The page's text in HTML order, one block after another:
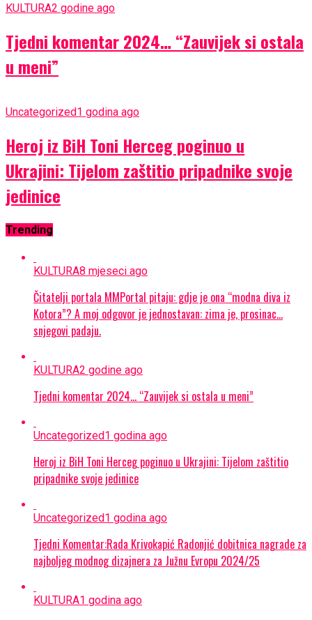
KULTURA2 godine ago
Tjedni komentar 2024… “Zauvijek si ostala
u meni”
Uncategorized1 godina ago
Heroj iz BiH Toni Herceg poginuo u
Ukrajini: Tijelom zaštitio pripadnike svoje
jedinice
Trending
KULTURA8 mjeseci ago
Čitatelji portala MMPortal pitaju: gdje je ona “modna diva iz
Kotora”? A moj odgovor je jednostavan: zima je, prosinac…
snjegovi padaju.
KULTURA2 godine ago
Tjedni komentar 2024… “Zauvijek si ostala u meni”
Uncategorized1 godina ago
Heroj iz BiH Toni Herceg poginuo u Ukrajini: Tijelom zaštitio
pripadnike svoje jedinice
Uncategorized1 godina ago
Tjedni Komentar:Rada Krivokapić Radonjić dobitnica nagrade za
najboljeg modnog dizajnera za Južnu Evropu 2024/25
KULTURA1 godina ago